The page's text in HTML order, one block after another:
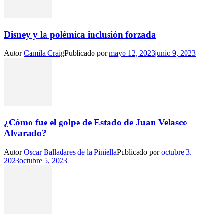
Disney y la polémica inclusión forzada
AutorCamila CraigPublicado pormayo 12, 2023junio 9, 2023
¿Cómo fue el golpe de Estado de Juan Velasco
Alvarado?
AutorOscar Balladares de la PiniellaPublicado poroctubre 3,
2023octubre 5, 2023